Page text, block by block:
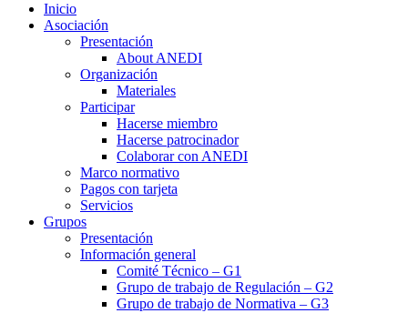
Inicio
Asociación
Presentación
About ANEDI
Organización
Materiales
Participar
Hacerse miembro
Hacerse patrocinador
Colaborar con ANEDI
Marco normativo
Pagos con tarjeta
Servicios
Grupos
Presentación
Información general
Comité Técnico – G1
Grupo de trabajo de Regulación – G2
Grupo de trabajo de Normativa – G3